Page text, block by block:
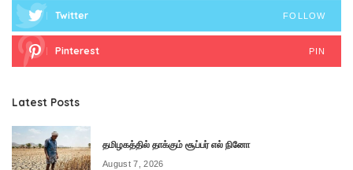
Twitter FOLLOW
Pinterest PIN
Latest Posts
தமிழகத்தில் தாக்கும் சூப்பர் எல் நினோ
August 7, 2026